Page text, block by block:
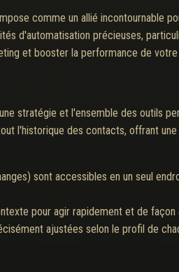
comme un allié incontournable
d'automatisation précieuses,
et booster la performance de votre
stratégie et l'ensemble des outils
l'historique des contacts, offrant une
sont accessibles en un seul
pour agir rapidement et de façon
ajustées selon le profil de